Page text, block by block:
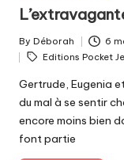
Posted
by
By Déborah 6
Tags:
Editions Pocket
Gertrude, Eugenia
du mal à se sentir
encore moins bien
font partie